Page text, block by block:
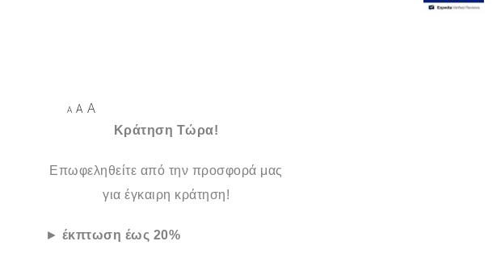
A A A
Κράτηση Τώρα!
Επωφεληθείτε από την προσφορά μας
για έγκαιρη κράτηση!
► έκπτωση έως 20%